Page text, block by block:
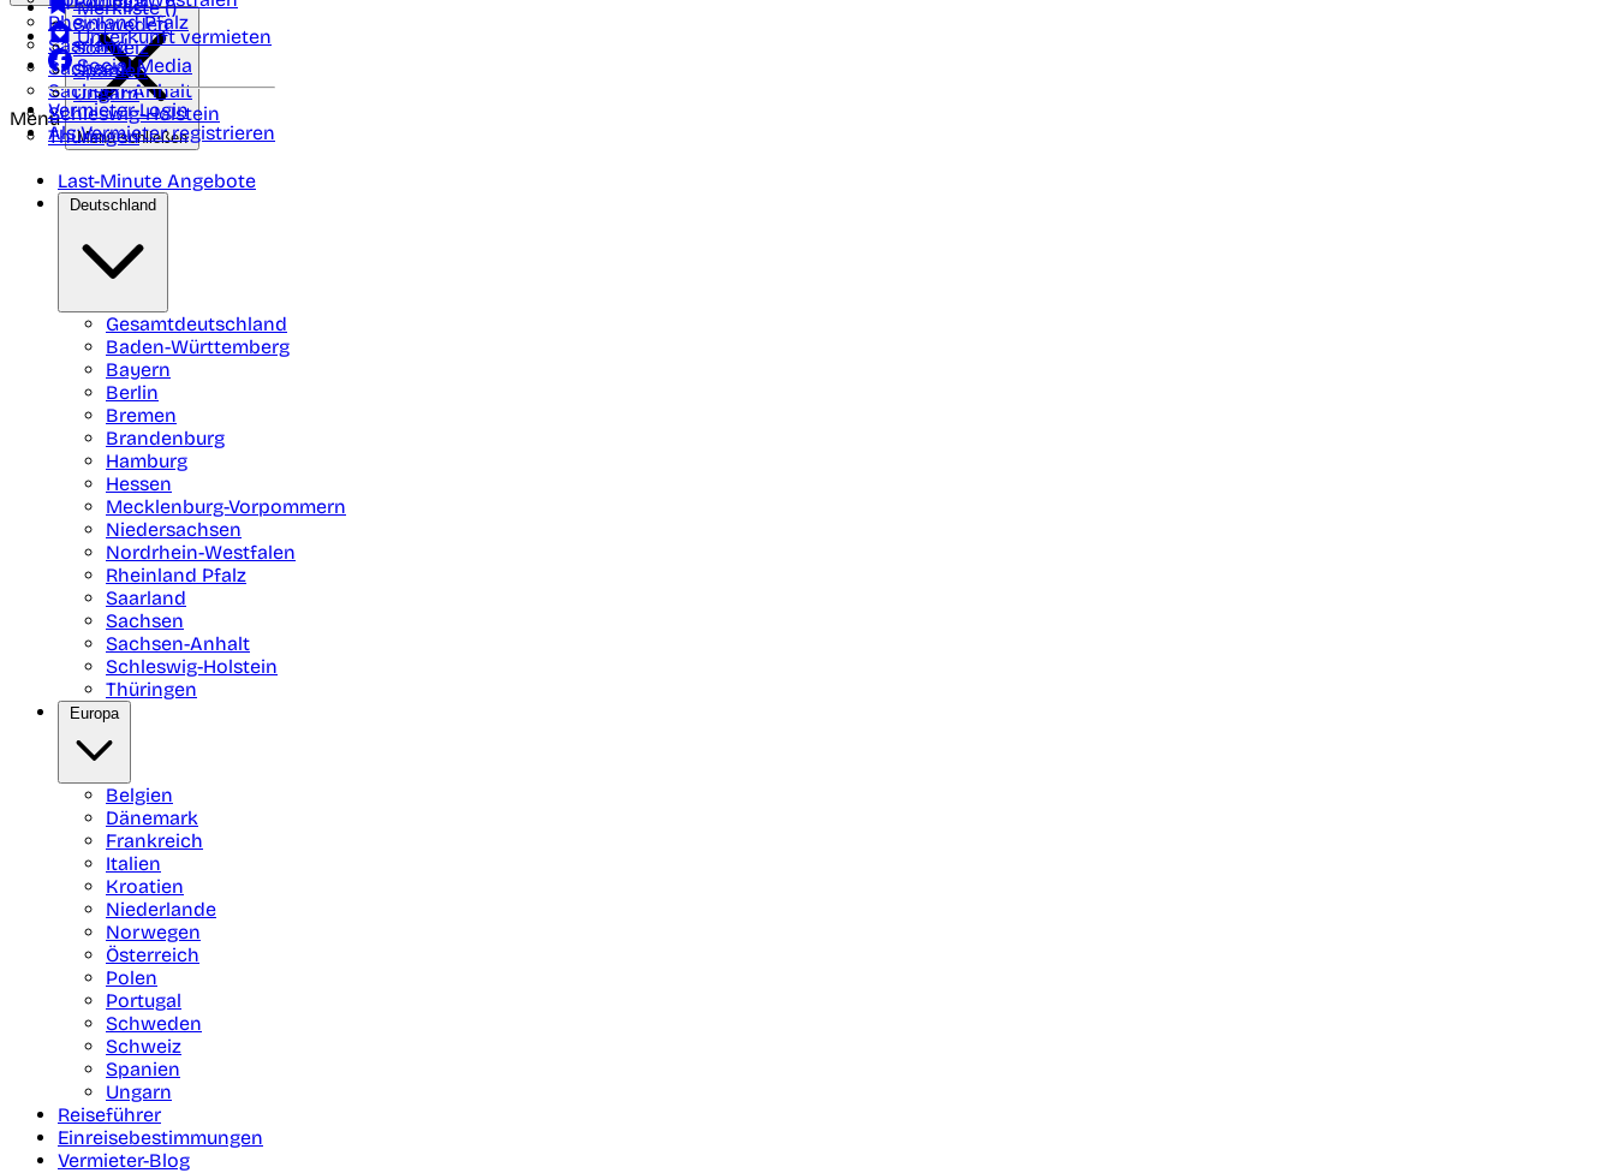
Rheinland Pfalz
Saarland
Sachsen
Sachsen-Anhalt
Schleswig-Holstein
Thüringen
Schweden
Schweiz
Spanien
Ungarn
Merkliste ()
Unterkunft vermieten
Social Media
Vermieter-Login
Als Vermieter registrieren
Menü
Menü schließen
Last-Minute Angebote
Deutschland
Gesamtdeutschland
Baden-Württemberg
Bayern
Berlin
Bremen
Brandenburg
Hamburg
Hessen
Mecklenburg-Vorpommern
Niedersachsen
Nordrhein-Westfalen
Rheinland Pfalz
Saarland
Sachsen
Sachsen-Anhalt
Schleswig-Holstein
Thüringen
Europa
Belgien
Dänemark
Frankreich
Italien
Kroatien
Niederlande
Norwegen
Österreich
Polen
Portugal
Schweden
Schweiz
Spanien
Ungarn
Reiseführer
Einreisebestimmungen
Vermieter-Blog